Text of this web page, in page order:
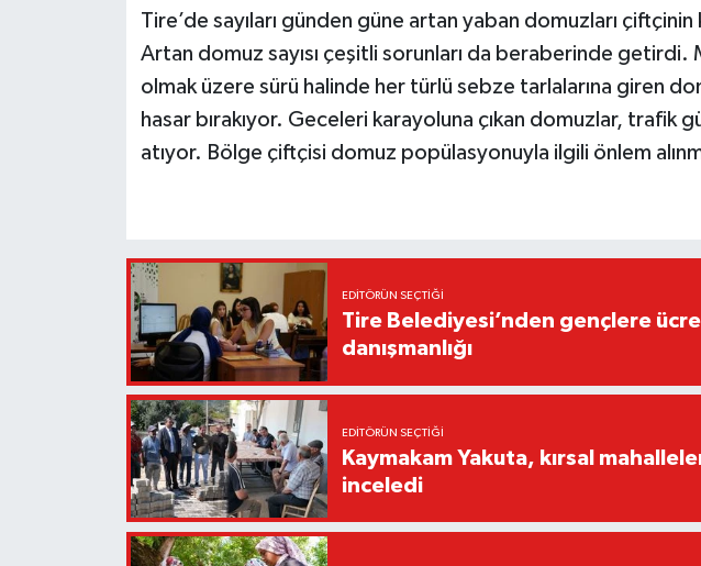
Tire’de sayıları günden güne artan yaban domuzları çiftçinin
Artan domuz sayısı çeşitli sorunları da beraberinde getirdi.
olmak üzere sürü halinde her türlü sebze tarlalarına giren
hasar bırakıyor. Geceleri karayoluna çıkan domuzlar, trafik
atıyor. Bölge çiftçisi domuz popülasyonuyla ilgili önlem
EDITÖRÜN SEÇTIĞI
Tire Belediyesi’nden gençlere
danışmanlığı
EDITÖRÜN SEÇTIĞI
Kaymakam Yakuta, kırsal
inceledi